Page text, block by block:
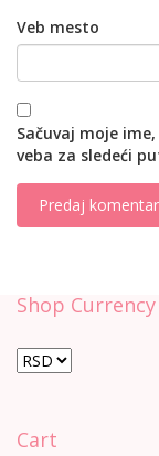
Veb mesto
Sačuvaj moje
veba za sledeći
Shop Currency
Cart